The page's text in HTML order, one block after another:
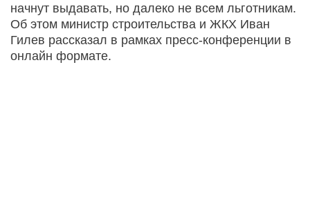
начнут выдавать, но далеко не всем льготникам.
Об этом министр строительства и ЖКХ Иван
Гилев рассказал в рамках пресс-конференции в
онлайн формате.